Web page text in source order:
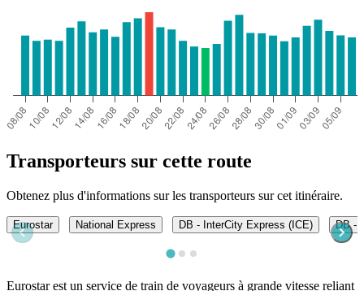
Transporteurs sur cette route
Obtenez plus d'informations sur les transporteurs sur cet itinéraire.
Eurostar National Express DB - InterCity Express (ICE) DB -
Eurostar est un service de train de voyageurs à grande vitesse reliant